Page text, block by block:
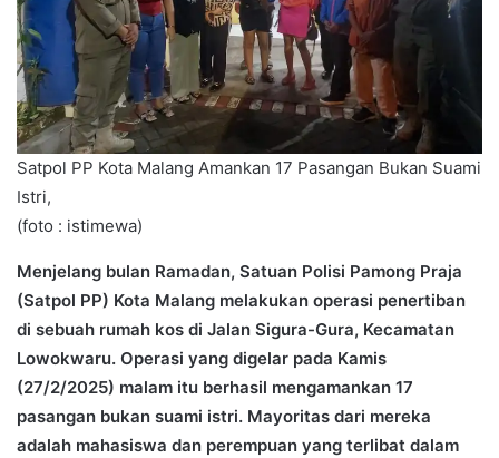
Satpol PP Kota Malang Amankan 17 Pasangan Bukan Suami
Istri,
(foto : istimewa)
Menjelang bulan Ramadan, Satuan Polisi Pamong Praja
(Satpol PP) Kota Malang melakukan operasi penertiban
di sebuah rumah kos di Jalan Sigura-Gura, Kecamatan
Lowokwaru. Operasi yang digelar pada Kamis
(27/2/2025) malam itu berhasil mengamankan 17
pasangan bukan suami istri. Mayoritas dari mereka
adalah mahasiswa dan perempuan yang terlibat dalam